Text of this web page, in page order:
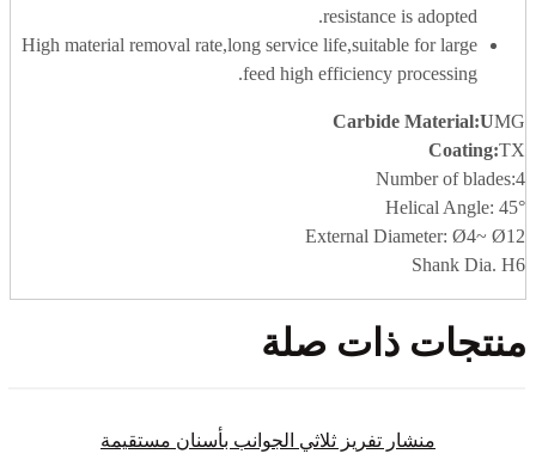
resistance is adopted.
High material removal rate,long service life,suitable for large
feed high efficiency processing.
Carbide Material:UMG
Coating:TX
Number of blades:4
Helical Angle: 45°
External Diameter: Ø4~ Ø12
Shank Dia. H6
منتجات ذات صلة
منشار تفريز ثلاثي الجوانب بأسنان مستقيمة